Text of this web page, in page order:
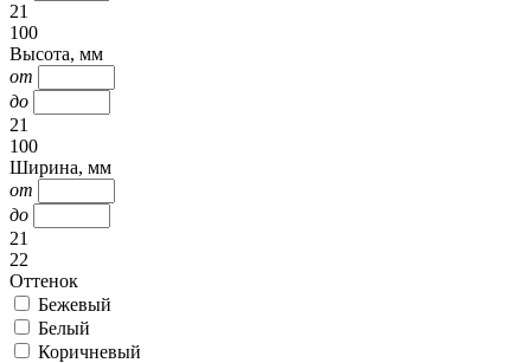
21
100
Высота, мм
от
до
21
100
Ширина, мм
от
до
21
22
Оттенок
Бежевый
Белый
Коричневый